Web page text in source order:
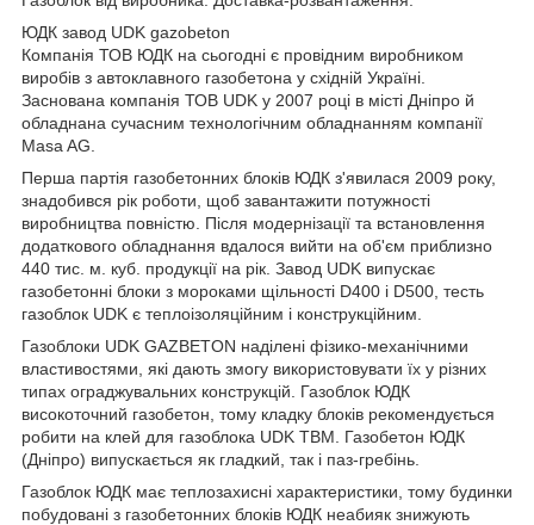
ЮДК завод UDK gazobeton
Компанія ТОВ ЮДК на сьогодні є провідним виробником
виробів з автоклавного газобетона у східній Україні.
Заснована компанія ТОВ UDK у 2007 році в місті Дніпро й
обладнана сучасним технологічним обладнанням компанії
Masa AG.
Перша партія газобетонних блоків ЮДК з'явилася 2009 року,
знадобився рік роботи, щоб завантажити потужності
виробництва повністю. Після модернізації та встановлення
додаткового обладнання вдалося вийти на об'єм приблизно
440 тис. м. куб. продукції на рік. Завод UDK випускає
газобетонні блоки з мороками щільності D400 і D500, тесть
газоблок UDK є теплоізоляційним і конструкційним.
Газоблоки UDK GAZBETON наділені фізико-механічними
властивостями, які дають змогу використовувати їх у різних
типах ограджувальних конструкцій. Газоблок ЮДК
високоточний газобетон, тому кладку блоків рекомендується
робити на клей для газоблока UDK TBM. Газобетон ЮДК
(Дніпро) випускається як гладкий, так і паз-гребінь.
Газоблок ЮДК має теплозахисні характеристики, тому будинки
побудовані з газобетонних блоків ЮДК неабияк знижують